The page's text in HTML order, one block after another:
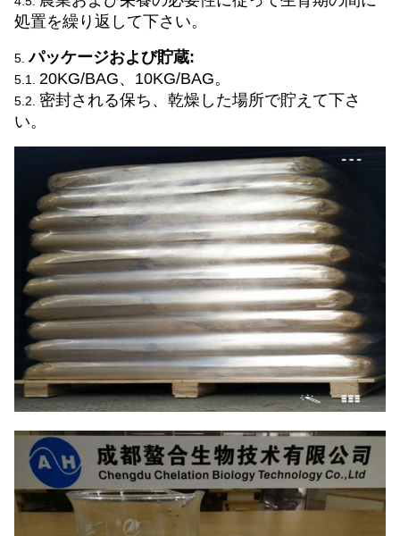
処置を繰り返して下さい。
5.パッケージおよび貯蔵:
5.1. 20KG/BAG、10KG/BAG。
5.2. 密封される保ち、乾燥した場所で貯えて下さ
い。